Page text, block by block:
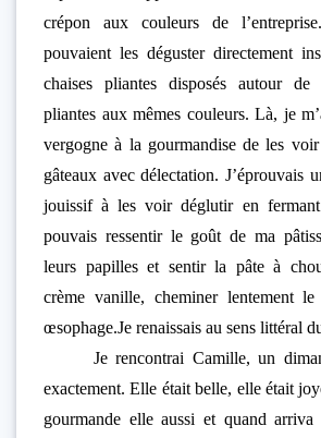
crépon aux couleurs de
pouvaient les déguster directement
chaises pliantes disposés autour de
pliantes aux mêmes couleurs. Là, je
vergogne à la gourmandise de les voir
gâteaux avec délectation. J’éprouvais
jouissif à les voir déglutir en
pouvais ressentir le goût de ma
leurs papilles et sentir la pâte à
crème vanille, cheminer lentement
œsophage.Je renaissais au sens littéral
Je rencontrai Camille, un
exactement. Elle était belle, elle était
gourmande elle aussi et quand